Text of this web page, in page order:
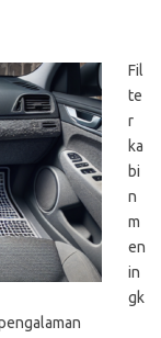
Fil
te
r
ka
bi
n
m
en
in
gk